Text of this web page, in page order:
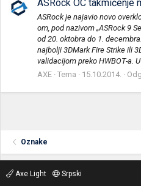
ASRock OC takmičenje
ASRock je najavio novo
om, pod nazivom „ASRock 9
od 20. oktobra do 1.
najbolji 3DMark Fire Strike ili
validacijom preko HWBOT-a.
AXE Tema 15.10.2014.
Oznake
Axe Light
Srpski